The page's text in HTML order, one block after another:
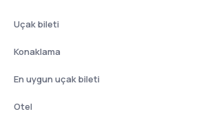
Uçak bileti
Konaklama
En uygun uçak bileti
Otel